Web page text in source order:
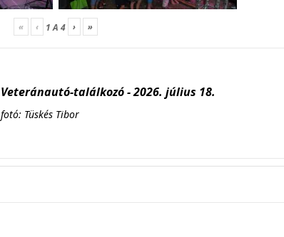
« ‹ 1A 4 › »
Veteránautó-találkozó - 2026. július 18.
fotó: Tüskés Tibor